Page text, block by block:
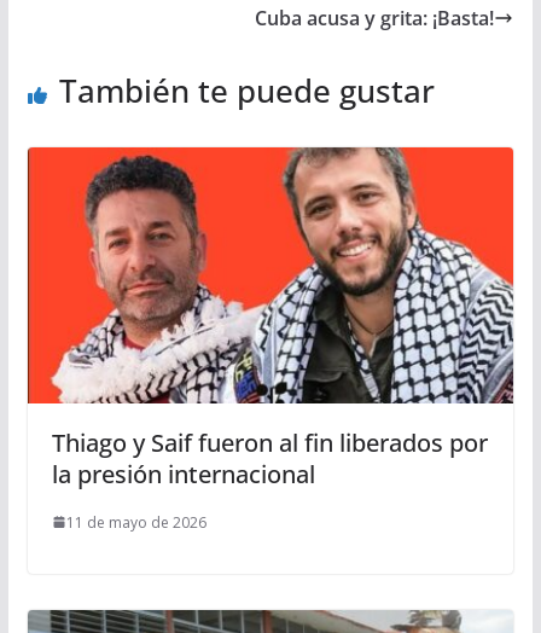
Cuba acusa y grita: ¡Basta!
También te puede gustar
Thiago y Saif fueron al fin liberados por
la presión internacional
11 de mayo de 2026